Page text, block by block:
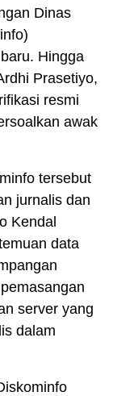
Dinas
Hingga
Prasetiyo,
resmi
awak
tersebut
jurnalis dan
Kendal
data
server yang
dalam